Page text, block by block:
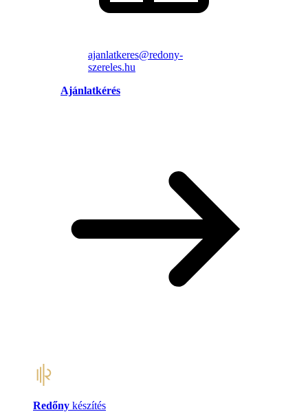
ajanlatkeres@redony-
szereles.hu
Ajánlatkérés
Redőny készítés